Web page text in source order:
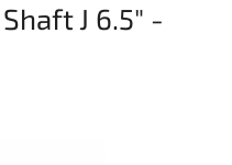
J 6.5" -